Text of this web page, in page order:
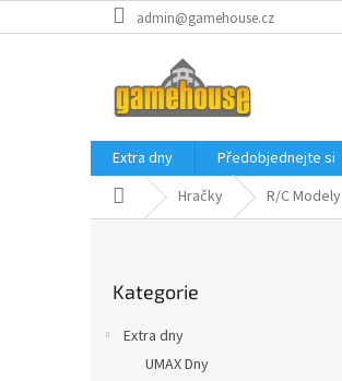
na
admin@gamehouse.cz
Extra dny Předobjednejte si
Domů Hračky R/C Modely
kategorie
Kategorie
Extra dny
UMAX Dny